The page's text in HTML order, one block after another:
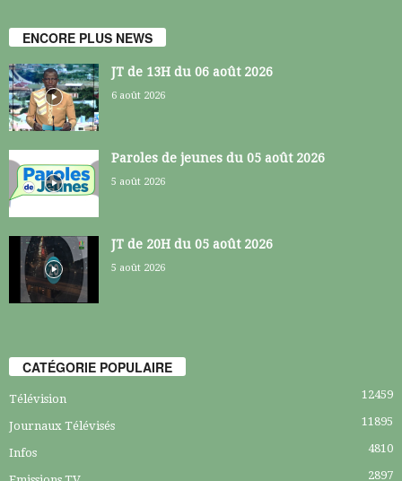
ENCORE PLUS NEWS
JT de 13H du 06 août 2026
6 août 2026
Paroles de jeunes du 05 août 2026
5 août 2026
JT de 20H du 05 août 2026
5 août 2026
CATÉGORIE POPULAIRE
Télévision 12459
Journaux Télévisés 11895
Infos 4810
2897